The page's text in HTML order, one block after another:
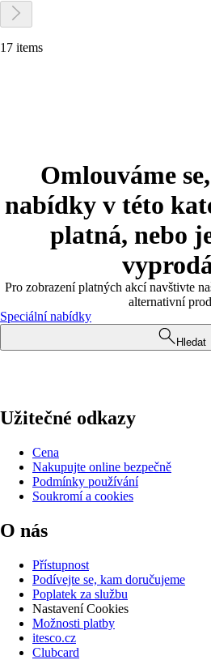
17 items
Omlouváme
nabídky v této
platná, nebo
Pro zobrazení platných akcí navštivte
alternativní
Speciální nabídky
Hledat
Užitečné odkazy
Cena
Nakupujte online bezpečně
Podmínky používání
Soukromí a cookies
O nás
Přístupnost
Podívejte se, kam doručujeme
Poplatek za službu
Nastavení Cookies
Možnosti platby
itesco.cz
Clubcard